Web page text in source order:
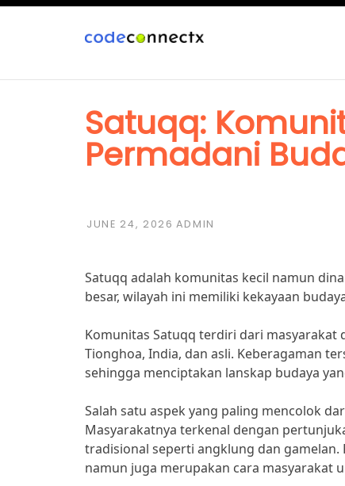
Skip
Tips Memilih
Pemula
Satuqq:
Permadani
JUNE 24, 2026 ADMIN
Satuqq adalah komunitas kecil namun
besar, wilayah ini memiliki kekayaan
Komunitas Satuqq terdiri dari masyarakat
Tionghoa, India, dan asli. Keberagaman
sehingga menciptakan lanskap budaya
Salah satu aspek yang paling mencolok
Masyarakatnya terkenal dengan
tradisional seperti angklung dan
namun juga merupakan cara masyarakat